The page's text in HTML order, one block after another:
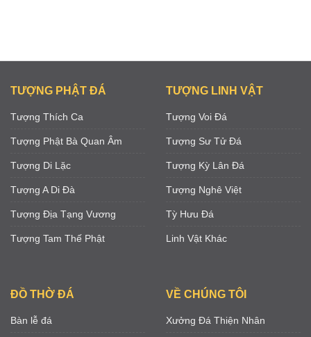
TƯỢNG PHẬT ĐÁ
Tượng Thích Ca
Tượng Phật Bà Quan Âm
Tượng Di Lặc
Tượng A Di Đà
Tượng Địa Tạng Vương
Tượng Tam Thế Phật
TƯỢNG LINH VẬT
Tượng Voi Đá
Tượng Sư Tử Đá
Tượng Kỳ Lân Đá
Tượng Nghê Việt
Tỳ Hưu Đá
Linh Vật Khác
ĐỒ THỜ ĐÁ
Bàn lễ đá
VỀ CHÚNG TÔI
Xưởng Đá Thiện Nhân